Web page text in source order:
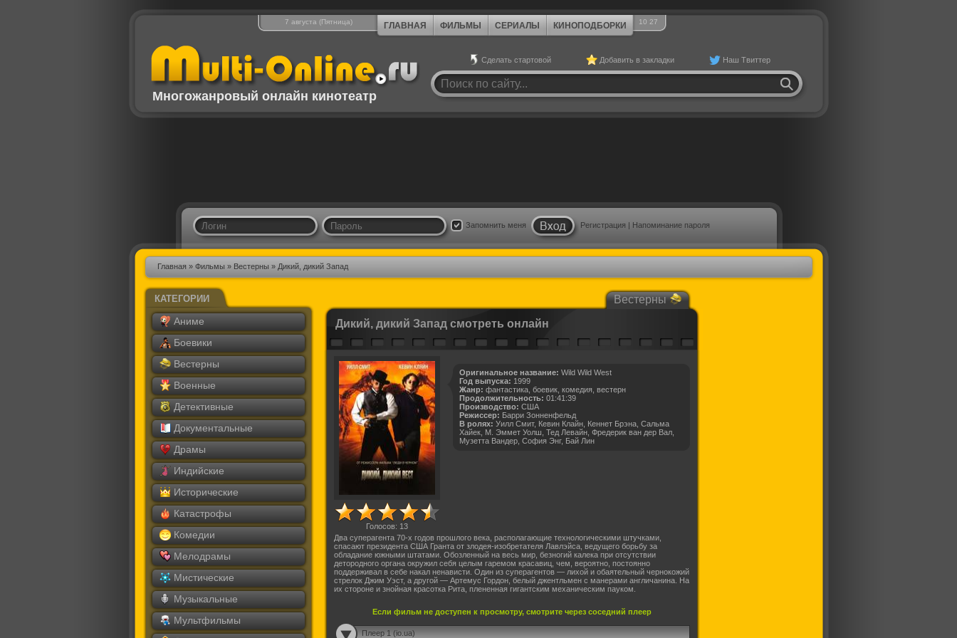
7 августа (Пятница) ГЛАВНАЯ ФИЛЬМЫ СЕРИАЛЫ КИНОПОДБОРКИ 10 27
Многожанровый онлайн кинотеатр
Сделать стартовой Добавить в закладки Наш Твиттер
Запомнить меня Регистрация | Напоминание пароля
Главная» Фильмы» Вестерны» Дикий, дикий Запад
КАТЕГОРИИ
Аниме
Боевики
Вестерны
Военные
Детективные
Документальные
Драмы
Индийские
Исторические
Катастрофы
Комедии
Мелодрамы
Мистические
Музыкальные
Мультфильмы
Вестерны
Дикий, дикий Запад смотреть онлайн
Голосов: 13
Оригинальное название: Wild Wild West
Год выпуска: 1999
Жанр: фантастика, боевик, комедия, вестерн
Продолжительность: 01:41:39
Производство: США
Режиссер: Барри Зонненфельд
В ролях: Уилл Смит, Кевин Клайн, Кеннет Брэна, Сальма
Хайек, М. Эммет Уолш, Тед Левайн, Фредерик ван дер Вал,
Музетта Вандер, София Энг, Бай Лин
Два суперагента 70-х годов прошлого века, располагающие технологическими штучками,
спасают президента США Гранта от злодея-изобретателя Лавлэйса, ведущего борьбу за
обладание южными штатами. Обозленный на весь мир, безногий калека при отсутствии
детородного органа окружил себя целым гаремом красавиц, чем, вероятно, постоянно
поддерживал в себе накал ненависти. Один из суперагентов — лихой и обаятельный чернокожий
стрелок Джим Уэст, а другой — Артемус Гордон, белый джентльмен с манерами англичанина. На
их стороне и знойная красотка Рита, плененная гигантским механическим пауком.
Если фильм не доступен к просмотру, смотрите через соседний плеер
Плеер 1 (io.ua)